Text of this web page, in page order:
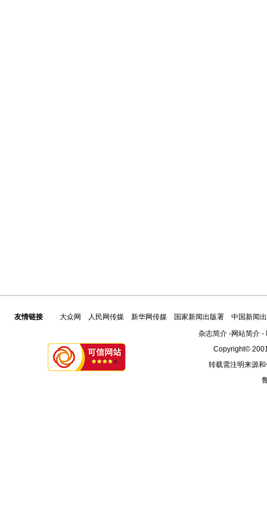
友情链接 大众网 人民网传媒 新华网传媒 国家新闻出版署
中国新闻
杂志简介-网站简介-
Copyright©
转载需注明来源